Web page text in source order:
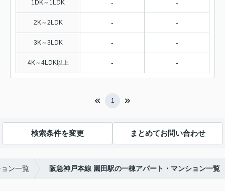
1DK～1LDK - -
2K～2LDK - -
3K～3LDK - -
4K～4LDK以上 - -
1
検索条件を変更 まとめてお問い合わせ
ン一覧 阪急神戸本線 園田駅の一棟アパート・マンション一覧